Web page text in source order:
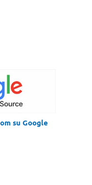
su Google